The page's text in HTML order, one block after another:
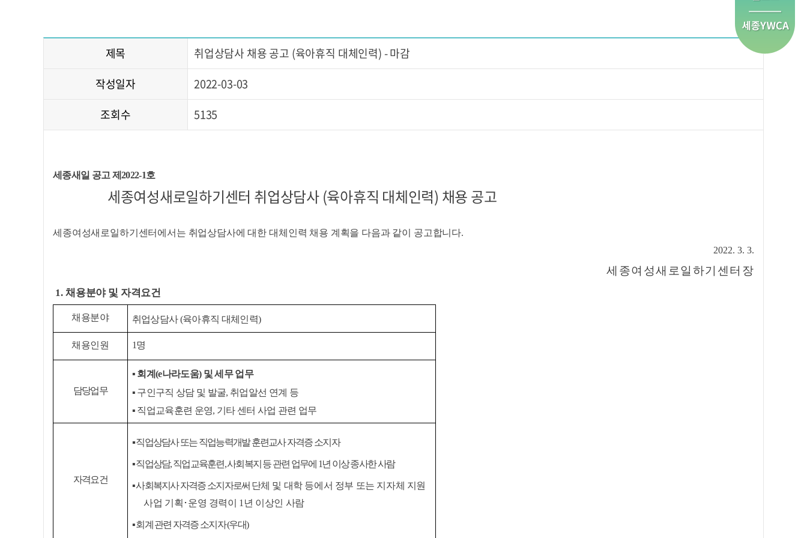
제목
취업상담사 채용 공고 (육아휴직 대체인력) - 마감
작성일자
2022-03-03
조회수
5135
세종새일 공고 제 2022-1호
세종여성새로일하기센터 취업상담사 (육아휴직 대체인력) 채용 공고
세종여성새로일하기센터에서는 취업상담사에 대한 대체인력 채용 계획을 다음과 같이 공고합니다.
2022. 3. 3.
세종여성새로일하기센터장
1. 채용분야 및 자격요건
채용분야 취업상담사(육아휴직 대체인력)
채용인원 1명
담당업무
▪ 회계(e나라도움) 및 세무 업무
▪ 구인구직 상담 및 발굴, 취업알선 연계 등
▪ 직업교육훈련 운영, 기타 센터 사업 관련 업무
자격요건
▪직업상담사 또는 직업능력개발 훈련교사 자격증 소지자
▪직업상담,직업교육훈련,사회복지 등 관련 업무에 1년 이상 종사한 사람
▪사회복지사 자격증 소지자로써 단체 및 대학 등에서 정부 또는 지자체 지원
사업 기획 ･ 운영 경력이 1 년 이상인 사람
▪회계 관련 자격증 소지자(우대)